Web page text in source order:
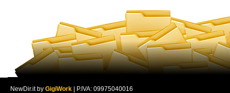
NewDir.it by GigiWork | P.IVA: 09975040016